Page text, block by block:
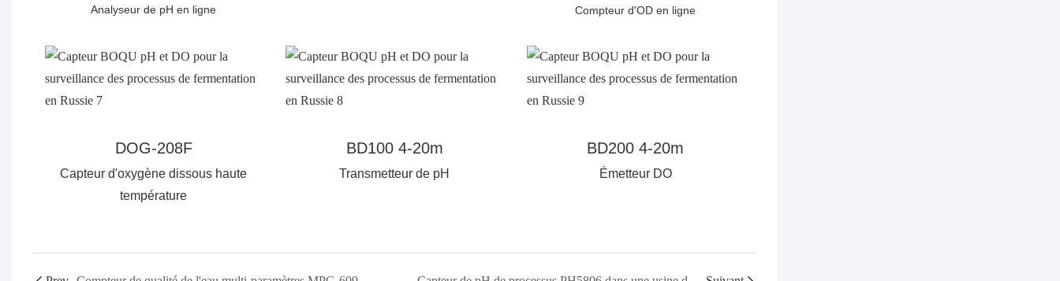
Analyseur de pH en ligne Compteur d'OD en ligne
DOG-208F
Capteur d'oxygène dissous haute
température
BD100 4-20m
Transmetteur de pH
BD200 4-20m
Émetteur DO